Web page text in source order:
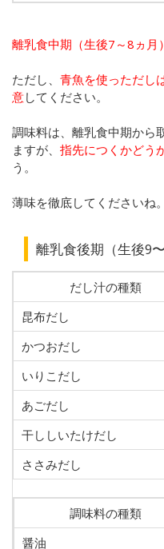
離乳食中期（生後7～8ヵ月
ただし、 青魚を使っただし
意してください。
調味料は、離乳食中期から
ますが、 指先につくかどう
う。
薄味を徹底してくださいね。
離乳食後期（生後9
だし汁の種類
昆布だし
かつおだし
いりこだし
あごだし
干ししいたけだし
ささみだし
調味料の種類
醤油